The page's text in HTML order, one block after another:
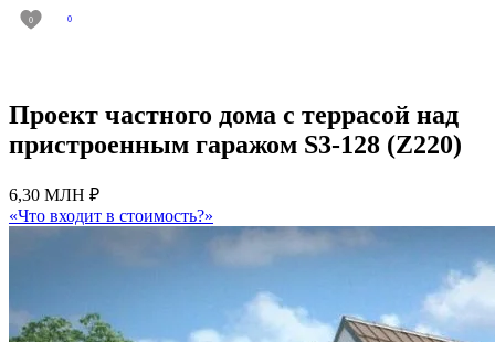
0 0
Проект частного дома с террасой над
пристроенным гаражом S3-128 (Z220)
6,30 МЛН ₽
«Что входит в стоимость?»